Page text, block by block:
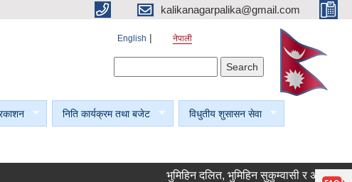
kalikanagarpalika@gmail.com
English नेपाली
निति कार्यक्रम तथा बजेट विधुतीय शुसासन सेवा
भुमिहिन दलित, भुमिहिन सुकुम्वासी र अब्यवस्थित